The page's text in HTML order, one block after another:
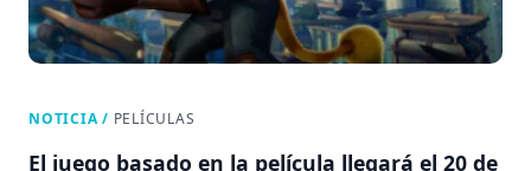
NOTICIA/ PELÍCULAS
El juego basado en la película llegará el 20 de